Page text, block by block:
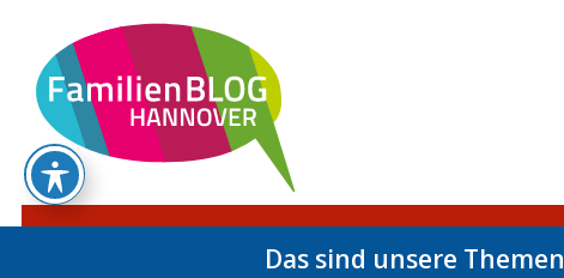
Das sind unsere Themen